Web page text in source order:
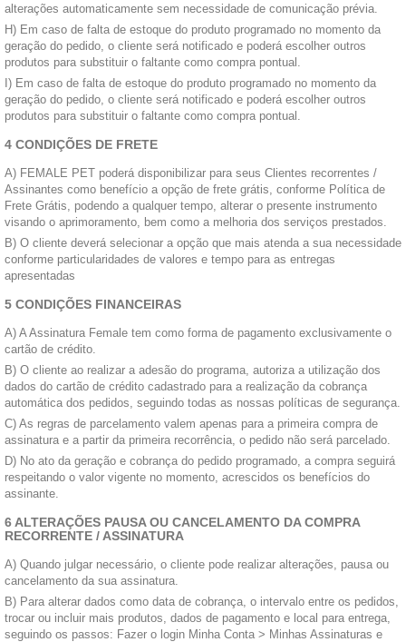
alterações automaticamente sem necessidade de comunicação prévia.
H) Em caso de falta de estoque do produto programado no momento da
geração do pedido, o cliente será notificado e poderá escolher outros
produtos para substituir o faltante como compra pontual.
I) Em caso de falta de estoque do produto programado no momento da
geração do pedido, o cliente será notificado e poderá escolher outros
produtos para substituir o faltante como compra pontual.
4 CONDIÇÕES DE FRETE
A) FEMALE PET poderá disponibilizar para seus Clientes recorrentes /
Assinantes como benefício a opção de frete grátis, conforme Política de
Frete Grátis, podendo a qualquer tempo, alterar o presente instrumento
visando o aprimoramento, bem como a melhoria dos serviços prestados.
B) O cliente deverá selecionar a opção que mais atenda a sua necessidade
conforme particularidades de valores e tempo para as entregas
apresentadas
5 CONDIÇÕES FINANCEIRAS
A) A Assinatura Female tem como forma de pagamento exclusivamente o
cartão de crédito.
B) O cliente ao realizar a adesão do programa, autoriza a utilização dos
dados do cartão de crédito cadastrado para a realização da cobrança
automática dos pedidos, seguindo todas as nossas políticas de segurança.
C) As regras de parcelamento valem apenas para a primeira compra de
assinatura e a partir da primeira recorrência, o pedido não será parcelado.
D) No ato da geração e cobrança do pedido programado, a compra seguirá
respeitando o valor vigente no momento, acrescidos os benefícios do
assinante.
6 ALTERAÇÕES PAUSA OU CANCELAMENTO DA COMPRA
RECORRENTE / ASSINATURA
A) Quando julgar necessário, o cliente pode realizar alterações, pausa ou
cancelamento da sua assinatura.
B) Para alterar dados como data de cobrança, o intervalo entre os pedidos,
trocar ou incluir mais produtos, dados de pagamento e local para entrega,
seguindo os passos: Fazer o login Minha Conta > Minhas Assinaturas e